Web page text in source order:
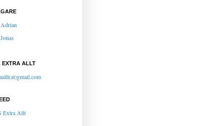
Adrian
Jonas
EXTRA ALLT
Extra Allt